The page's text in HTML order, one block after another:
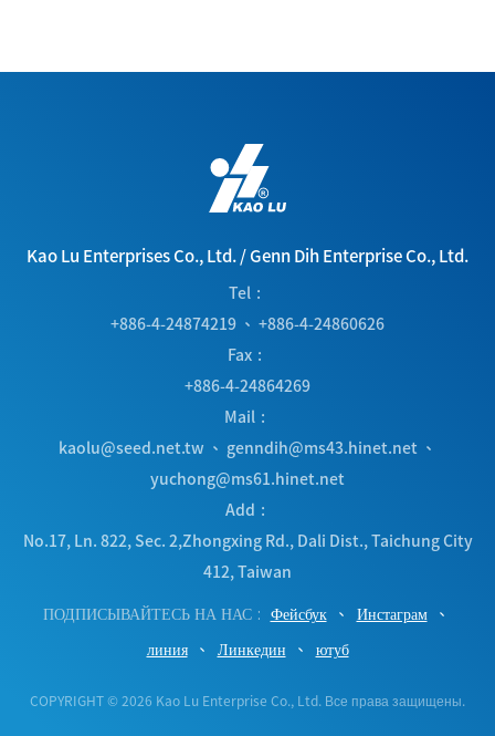
Kao Lu Enterprises Co., Ltd./Genn Dih Enterprise Co., Ltd.
Tel
+886-4-24874219 、 +886-4-24860626
Fax
+886-4-24864269
Mail
kaolu@seed.net.tw 、 genndih@ms43.hinet.net 、
yuchong@ms61.hinet.net
Add
No.17, Ln. 822, Sec. 2,Zhongxing Rd., Dali Dist., Taichung City
412, Taiwan
ПОДПИСЫВАЙТЕСЬ НА НАС
Фейсбук
Инстаграм
линия
Линкедин ютуб
COPYRIGHT © 2026 Kao Lu Enterprise Co., Ltd. Все права защищены.